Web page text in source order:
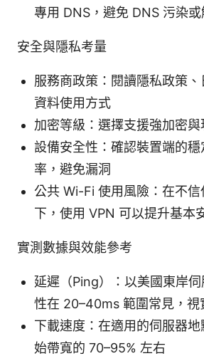
專用 DNS，避免 DNS 污染
安全與隱私考量
服務商政策：閱讀隱私政策
資料使用方式
加密等級：選擇支援強加密
設備安全性：確認裝置端的
率，避免漏洞
公共 Wi-Fi 使用風險：在不信
下，使用 VPN 可以提升基本
實測數據與效能參考
延遲（Ping）：以美國東岸
性在 20–40ms 範圍常見，視
下載速度：在適用的伺服器
始帶寬的 70–95% 左右